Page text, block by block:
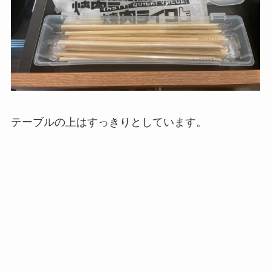
テーブルの上はすっきりとしています。